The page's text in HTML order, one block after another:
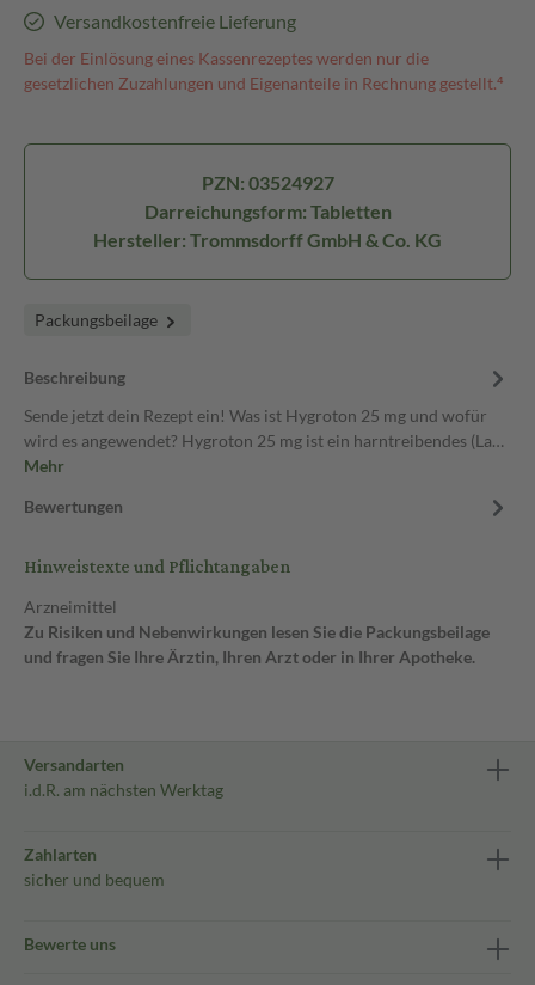
Versandkostenfreie Lieferung
Bei der Einlösung eines Kassenrezeptes werden nur die
gesetzlichen Zuzahlungen und Eigenanteile in Rechnung gestellt.⁴
PZN: 03524927
Darreichungsform: Tabletten
Hersteller: Trommsdorff GmbH & Co. KG
Packungsbeilage
Beschreibung
Sende jetzt dein Rezept ein! Was ist Hygroton 25 mg und wofür
wird es angewendet? Hygroton 25 mg ist ein harntreibendes (La…
Mehr
Bewertungen
Hinweistexte und Pflichtangaben
Arzneimittel
Zu Risiken und Nebenwirkungen lesen Sie die Packungsbeilage
und fragen Sie Ihre Ärztin, Ihren Arzt oder in Ihrer Apotheke.
Versandarten
i.d.R. am nächsten Werktag
Zahlarten
sicher und bequem
Bewerte uns